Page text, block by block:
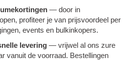
— door in
profiteer je van prijsvoordeel per
events en bulkinkopers.
levering — vrijwel al ons zure
vanuit de voorraad. Bestellingen